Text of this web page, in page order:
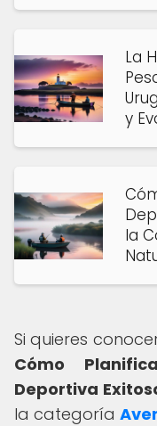
La
y
la
Si quieres
Cómo
Deportiva
la categoría